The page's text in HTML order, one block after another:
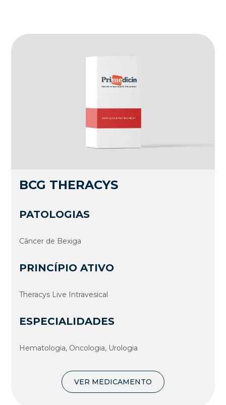
BCG THERACYS
PATOLOGIAS
Câncer de Bexiga
PRINCÍPIO ATIVO
Theracys Live Intravesical
ESPECIALIDADES
Hematologia, Oncologia, Urologia
VER MEDICAMENTO